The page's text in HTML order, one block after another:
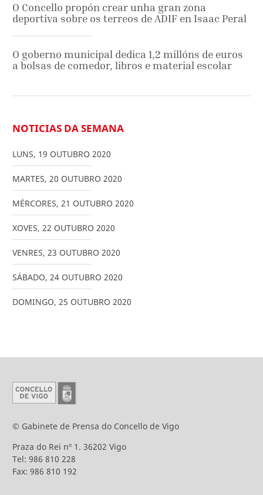
O Concello propón crear unha gran zona
deportiva sobre os terreos de ADIF en Isaac Peral
O goberno municipal dedica 1,2 millóns de euros
a bolsas de comedor, libros e material escolar
NOTICIAS DA SEMANA
LUNS, 19 OUTUBRO 2020
MARTES, 20 OUTUBRO 2020
MÉRCORES, 21 OUTUBRO 2020
XOVES, 22 OUTUBRO 2020
VENRES, 23 OUTUBRO 2020
SÁBADO, 24 OUTUBRO 2020
DOMINGO, 25 OUTUBRO 2020
© Gabinete de Prensa do Concello de Vigo
Praza do Rei nº 1. 36202 Vigo
Tel: 986 810 228
Fax: 986 810 192